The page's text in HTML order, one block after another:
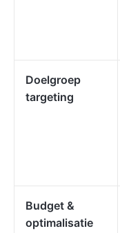
Doelgroep
targeting
Budget &
optimalisatie